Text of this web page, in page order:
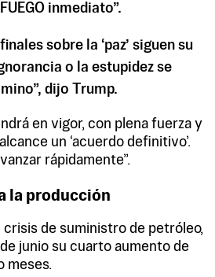
inmediato”.
sobre la ‘paz’ siguen su
o la estupidez se
dijo Trump.
en vigor, con plena fuerza y
un ‘acuerdo definitivo’.
rápidamente”.
la producción
crisis de suministro de petróleo,
de junio su cuarto aumento de
meses.